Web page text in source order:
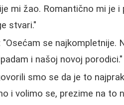
mi žao. Romantično mi je
stvari."
"Osećam se najkompletnije.
i našoj novoj porodici."
smo se da je to
i volimo se, prezime na to